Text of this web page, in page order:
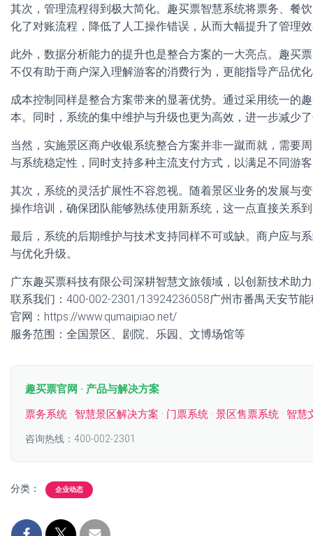
其次，管理流程得到极大简化。趣买票智慧系统将票务、餐
化了对账流程，降低了人工操作错误，从而大幅提升了管理
此外，数据分析能力的提升也是整合方案的一大亮点。趣买
不仅有助于商户深入理解游客的消费行为，更能指导产品优
成本控制同样是整合方案带来的显著优势。通过采用统一的
本。同时，系统的集中维护与升级也更为高效，进一步减少
当然，实施景区商户收银系统整合方案并非一蹴而就，需要
与系统稳定性，同时支持多种主流支付方式，以满足不同游
其次，系统的灵活扩展性不容忽视。随着景区业务的发展与
操作培训，确保团队能够熟练使用新系统，这一点直接关系
最后，系统的后期维护与技术支持同样不可或缺。商户应与
与优化升级。
广东趣买票科技有限公司深耕智慧文旅领域，以创新技术助
联系我们：400-002-2301/13924236058广州市番禺天安节
官网：https://www.qumaipiao.net/
服务范围：全国景区、剧院、乐园、文博场馆等
趣买票官网 · 产品与解决方案
票务系统 · 智慧景区解决方案 · 门票系统 · 景区售票系统 · 智慧
咨询热线：400-002-2301
分类： 企业动态